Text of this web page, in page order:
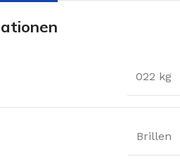
022 kg
Brillen